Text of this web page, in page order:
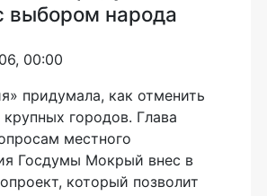
выбором народа
00:00
придумала, как отменить
городов. Глава
местного
Госдумы Мокрый внес в
который позволит